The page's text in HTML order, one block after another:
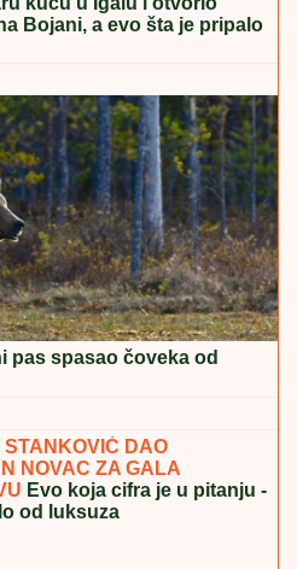
MNOGI SU NESTALI
Suzana Jovanović otkrila da
"Plaše se"
DEMOLIRAN "BENTLI"
Beogradu: Skupocenom
stakla u privatnoj
naselja
IZAZVAO SUDAR, JEDNA